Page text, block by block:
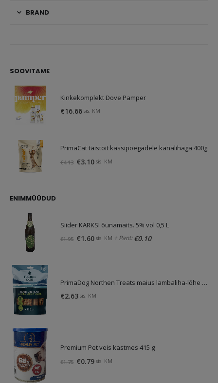
BRAND
SOOVITAME
Kinkekomplekt Dove Pamper
€16.66 sis. KM
PrimaCat täistoit kassipoegadele kanalihaga 400g
€4.13 Original
€3.10Current
sis. KM
ENIMMÜÜDUD
Siider KARKSI õunamaits. 5% vol 0,5 L
€1.95 Original
€1.60Current
sis. KM + Pant:€0.10
PrimaDog Northen Treats maius lambaliha-lõhe 80g
€2.63 sis. KM
Premium Pet veis kastmes 415 g
€1.75 Original
€0.79Current
sis. KM